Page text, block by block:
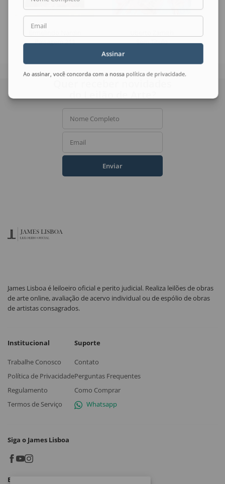
Paisagem 211
Sem Título
Email
Assinar
Ao assinar, você concorda com a nossa política de privacidade.
Nome Completo
Email
Enviar
James Lisboa é leiloeiro oficial e perito judicial. Realiza leilões de obras
de arte online, avaliação de acervo individual ou de espólio de obras
de artistas consagrados.
Institucional
Trabalhe Conosco
Política de Privacidade
Regulamento
Termos de Serviço
Suporte
Contato
Perguntas Frequentes
Como Comprar
Whatsapp
Siga o James Lisboa
Baixe o App